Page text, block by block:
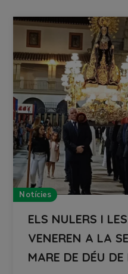
Notícies
ELS NULERS I
VENEREN A LA
MARE DE DÉU